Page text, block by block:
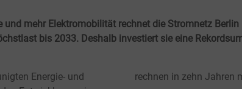
und mehr Elektromobilität rechnet die Stromnetz
bis 2033. Deshalb investiert sie eine
Energie- und
rechnen in zehn Jahren